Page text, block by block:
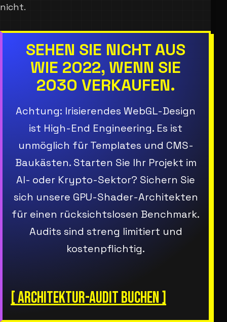
nicht.
SEHEN SIE NICHT AUS
WIE 2022, WENN SIE
2030 VERKAUFEN.
Achtung: Irisierendes WebGL-Design
ist High-End Engineering. Es ist
unmöglich für Templates und CMS-
Baukästen. Starten Sie Ihr Projekt im
AI- oder Krypto-Sektor? Sichern Sie
sich unsere GPU-Shader-Architekten
für einen rücksichtslosen Benchmark.
Audits sind streng limitiert und
kostenpflichtig.
[ ARCHITEKTUR-AUDIT BUCHEN ]